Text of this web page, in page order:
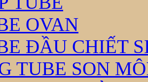
OVAN
ĐẦU CHIẾT
TUBE SON